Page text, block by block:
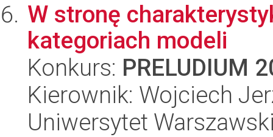
W stronę
kategoriach modeli
Konkurs: PRELUDIUM
Kierownik: Wojciech
Uniwersytet